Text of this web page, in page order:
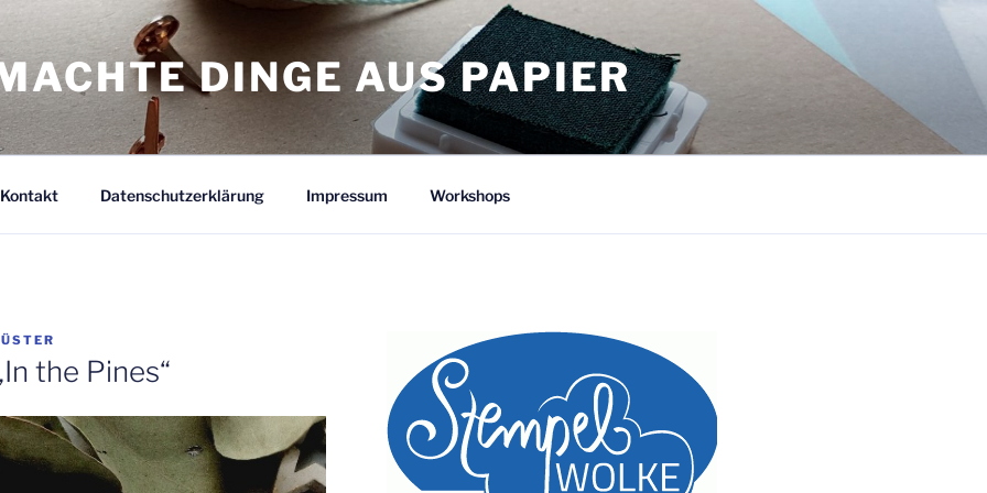
DINGE AUS PAPIER
Kontakt Datenschutzerklärung Impressum Workshops
the Pines“